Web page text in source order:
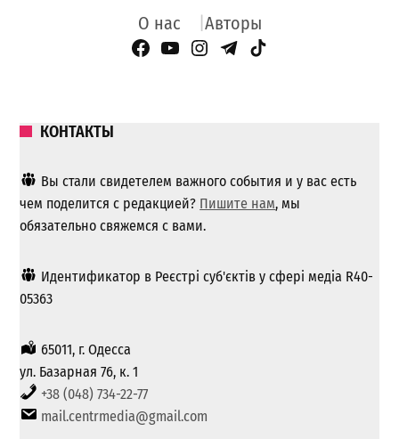
О нас Авторы
Facebook Page
YouTube
Instagram
Telegram
TikTok
КОНТАКТЫ
Вы стали свидетелем важного события и у вас есть
чем поделится с редакцией? Пишите нам, мы
обязательно свяжемся с вами.
Идентификатор в Реєстрі суб'єктів у сфері медіа R40-
05363
65011, г. Одесса
ул. Базарная 76, к. 1
+38 (048) 734-22-77
mail.centrmedia@gmail.com